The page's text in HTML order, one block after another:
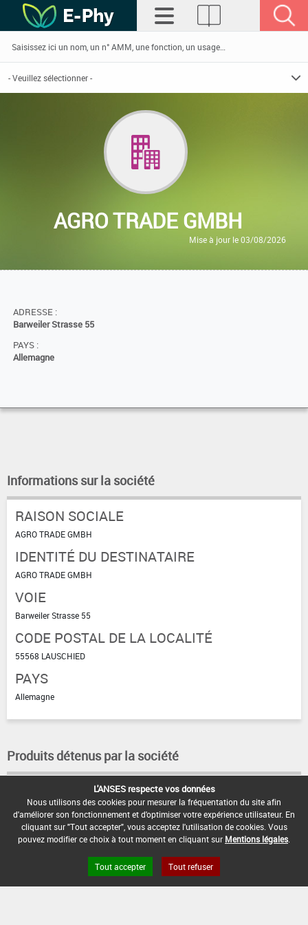
AGRO TRADE GMBH
Mise à jour le 03/08/2026
ADRESSE :
Barweiler Strasse 55
PAYS :
Allemagne
Informations sur la société
RAISON SOCIALE
AGRO TRADE GMBH
IDENTITÉ DU DESTINATAIRE
AGRO TRADE GMBH
VOIE
Barweiler Strasse 55
CODE POSTAL DE LA LOCALITÉ
55568 LAUSCHIED
PAYS
Allemagne
Produits détenus par la société
Open Data Mentions légales Site ANSES
L'ANSES respecte vos données
Nous utilisons des cookies pour mesurer la fréquentation du site afin
d'améliorer son fonctionnement et d'optimiser votre expérience utilisateur. En
cliquant sur "Tout accepter", vous acceptez l'utilisation de cookies. Vous
pouvez modifier ce choix à tout moment en cliquant sur Mentions légales
Tout accepter Tout refuser